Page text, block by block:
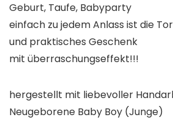
Geburt, Taufe, Babyparty
einfach zu jedem Anlass ist die
und praktisches Geschenk
mit überraschungseffekt!!!
hergestellt mit liebevoller
Neugeborene Baby Boy (Junge)